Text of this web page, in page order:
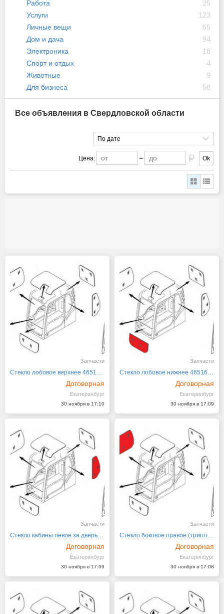
Работа
25
Услуги
123
Личные вещи
65
Дом и дача
94
Электроника
18
Спорт и отдых
4
Животные
9
Для бизнеса
58
Все объявления в Свердловской области
По дате
Цена: – Ok
Запчасти
Стекло лобовое верхнее 4651653 HITACHI серия
Договорная
Екатеринбург
30 ноября в 17:10
Запчасти
Стекло лобовое нижнее 4651654 HITACHI серия
Договорная
Екатеринбург
30 ноября в 17:09
Запчасти
Стекло кабины левое за дверью 4651657 HITACH
Договорная
Екатеринбург
30 ноября в 17:09
Запчасти
Стекло боковое правое (триплекс) 4651655 HITACHI серия
Договорная
Екатеринбург
30 ноября в 17:08